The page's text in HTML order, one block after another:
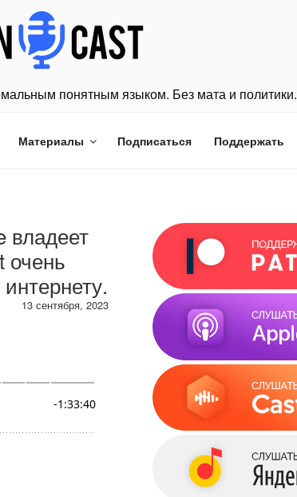
понятным языком. Без мата и политики.
Материалы Подписаться Поддержать
владеет
очень
13 сентября, 2023